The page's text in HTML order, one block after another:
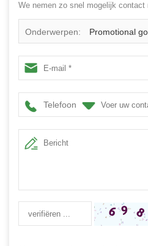
We nemen zo snel mogelijk contact
Onderwerpen: Promotional
hanging christmas ball
Telefoon